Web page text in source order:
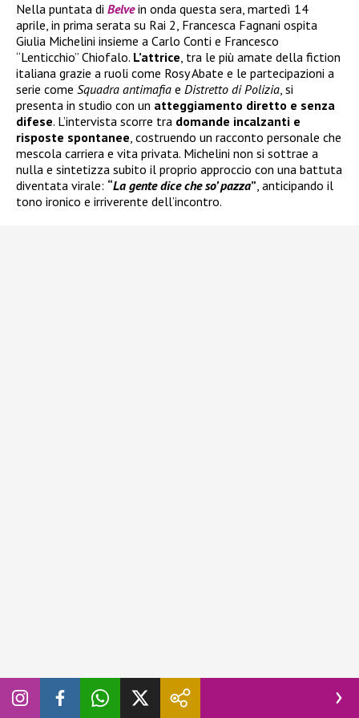
Nella puntata di Belve in onda questa sera, martedì 14
aprile, in prima serata su Rai 2, Francesca Fagnani ospita
Giulia Michelini insieme a Carlo Conti e Francesco
“Lenticchio” Chiofalo. L’attrice, tra le più amate della fiction
italiana grazie a ruoli come Rosy Abate e le partecipazioni a
serie come Squadra antimafia e Distretto di Polizia, si
presenta in studio con un atteggiamento diretto e senza
difese. L’intervista scorre tra domande incalzanti e
risposte spontanee, costruendo un racconto personale che
mescola carriera e vita privata. Michelini non si sottrae a
nulla e sintetizza subito il proprio approccio con una battuta
diventata virale: “La gente dice che so’ pazza”, anticipando il
tono ironico e irriverente dell’incontro.